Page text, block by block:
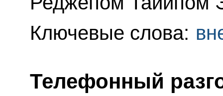
Ключевые слова:
Телефонный